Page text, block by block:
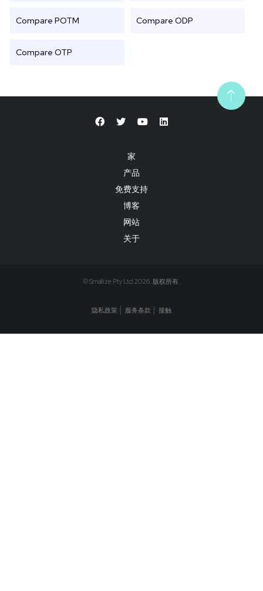
Compare POTM Compare ODP
Compare OTP
家
产品
免费支持
博客
网站
关于
© Smallize Pty Ltd 2026. 版权所有.
隐私政策 服务条款 接触